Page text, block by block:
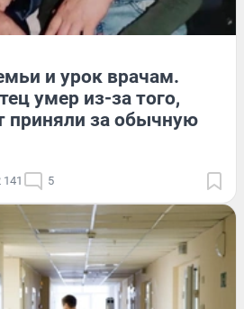
и урок врачам.
умер из-за того,
приняли за обычную
141 5